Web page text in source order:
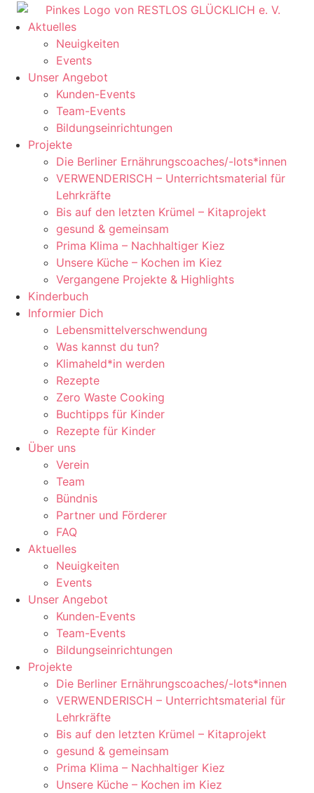
Aktuelles
Neuigkeiten
Events
Unser Angebot
Kunden-Events
Team-Events
Bildungseinrichtungen
Projekte
Die Berliner Ernährungscoaches/-lots*innen
VERWENDERISCH – Unterrichtsmaterial für
Lehrkräfte
Bis auf den letzten Krümel – Kitaprojekt
gesund & gemeinsam
Prima Klima – Nachhaltiger Kiez
Unsere Küche – Kochen im Kiez
Vergangene Projekte & Highlights
Kinderbuch
Informier Dich
Lebensmittelverschwendung
Was kannst du tun?
Klimaheld*in werden
Rezepte
Zero Waste Cooking
Buchtipps für Kinder
Rezepte für Kinder
Über uns
Verein
Team
Bündnis
Partner und Förderer
FAQ
Aktuelles
Neuigkeiten
Events
Unser Angebot
Kunden-Events
Team-Events
Bildungseinrichtungen
Projekte
Die Berliner Ernährungscoaches/-lots*innen
VERWENDERISCH – Unterrichtsmaterial für
Lehrkräfte
Bis auf den letzten Krümel – Kitaprojekt
gesund & gemeinsam
Prima Klima – Nachhaltiger Kiez
Unsere Küche – Kochen im Kiez